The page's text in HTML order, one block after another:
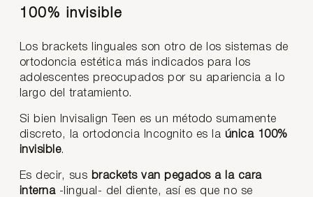
100% invisible
Los brackets linguales son otro de los sistemas de
ortodoncia estética más indicados para los
adolescentes preocupados por su apariencia a lo
largo del tratamiento.
Si bien Invisalign Teen es un método sumamente
discreto, la ortodoncia Incognito es la única 100%
invisible.
Es decir, sus brackets van pegados a la cara
interna-lingual- del diente, así es queno se